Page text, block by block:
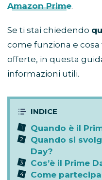
Amazon Prime.
Se ti stai chiedendo
come funziona e
offerte, in questa
informazioni utili.
Quando è il
Quando si
Day?
Cos’è il Prime
Come